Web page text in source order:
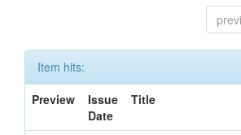
Item hits:
Preview
Issue
Date
Title